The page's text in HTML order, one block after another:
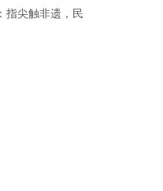
指尖触非遗，民